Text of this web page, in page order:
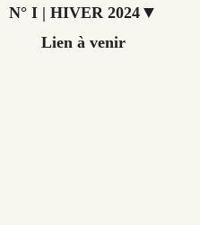
N° I | HIVER 2024▼
Lien à venir